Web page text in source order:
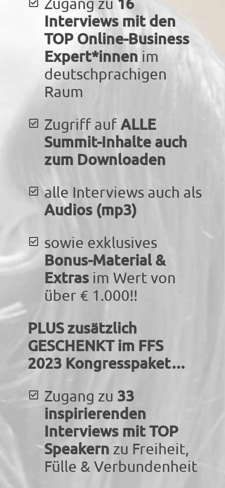
Interviews mit den
TOP Online-Business
Expert*innen im
deutschprachigen
Raum
Zugriff auf ALLE
Summit-Inhalte auch
zum Downloaden
alle Interviews auch als
Audios (mp3)
sowie exklusives
Bonus-Material &
Extrasim Wert von
über € 1.000!!
PLUS zusätzlich
GESCHENKT im FFS
2023 Kongresspaket…
Zugang zu 33
inspirierenden
Interviews mit TOP
Speakern zu Freiheit,
Fülle & Verbundenheit